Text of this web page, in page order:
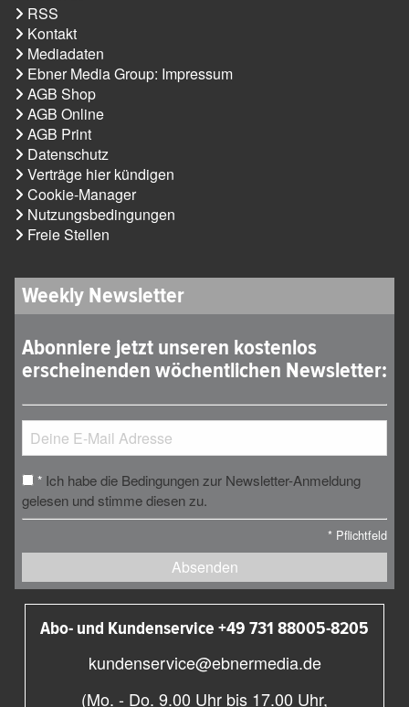
RSS
Kontakt
Mediadaten
Ebner Media Group: Impressum
AGB Shop
AGB Online
AGB Print
Datenschutz
Verträge hier kündigen
Cookie-Manager
Nutzungsbedingungen
Freie Stellen
Weekly Newsletter
Abonniere jetzt unseren kostenlos
erscheinenden wöchentlichen Newsletter:
* Ich habe die Bedingungen zur Newsletter-Anmeldung
gelesen und stimme diesen zu.
* Pflichtfeld
Absenden
Abo- und Kundenservice +49 731 88005-8205
kundenservice@ebnermedia.de
(Mo. - Do. 9.00 Uhr bis 17.00 Uhr,